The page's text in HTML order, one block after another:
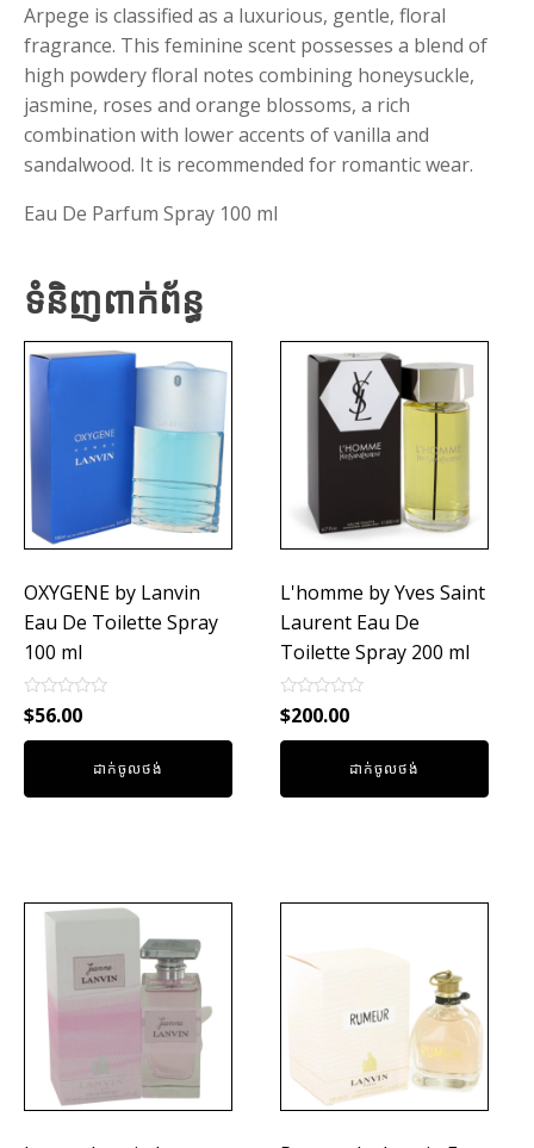
Arpege is classified as a luxurious, gentle, floral
fragrance. This feminine scent possesses a blend of
high powdery floral notes combining honeysuckle,
jasmine, roses and orange blossoms, a rich
combination with lower accents of vanilla and
sandalwood. It is recommended for romantic wear.
Eau De Parfum Spray 100 ml
ទំនិញពាក់ព័ន្ធ
OXYGENE by Lanvin
Eau De Toilette Spray
100 ml
Rated
0
out
$56.00
ដាក់ចូលថង់
L'homme by Yves Saint
Laurent Eau De
Toilette Spray 200 ml
Rated
0
out
$200.00
ដាក់ចូលថង់